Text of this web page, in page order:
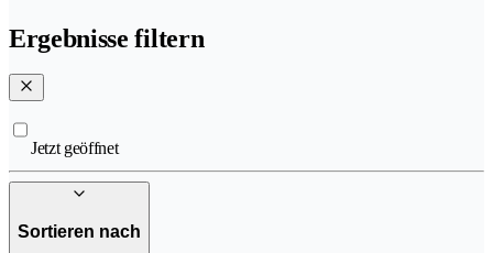
Ergebnisse filtern
Jetzt geöffnet
Sortieren nach